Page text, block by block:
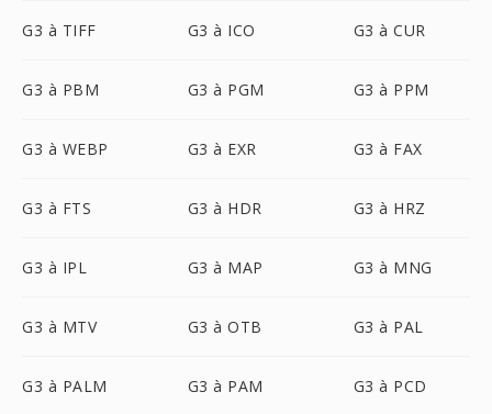
G3 à TIFF G3 à ICO G3 à CUR
G3 à PBM G3 à PGM G3 à PPM
G3 à WEBP G3 à EXR G3 à FAX
G3 à FTS G3 à HDR G3 à HRZ
G3 à IPL G3 à MAP G3 à MNG
G3 à MTV G3 à OTB G3 à PAL
G3 à PALM G3 à PAM G3 à PCD